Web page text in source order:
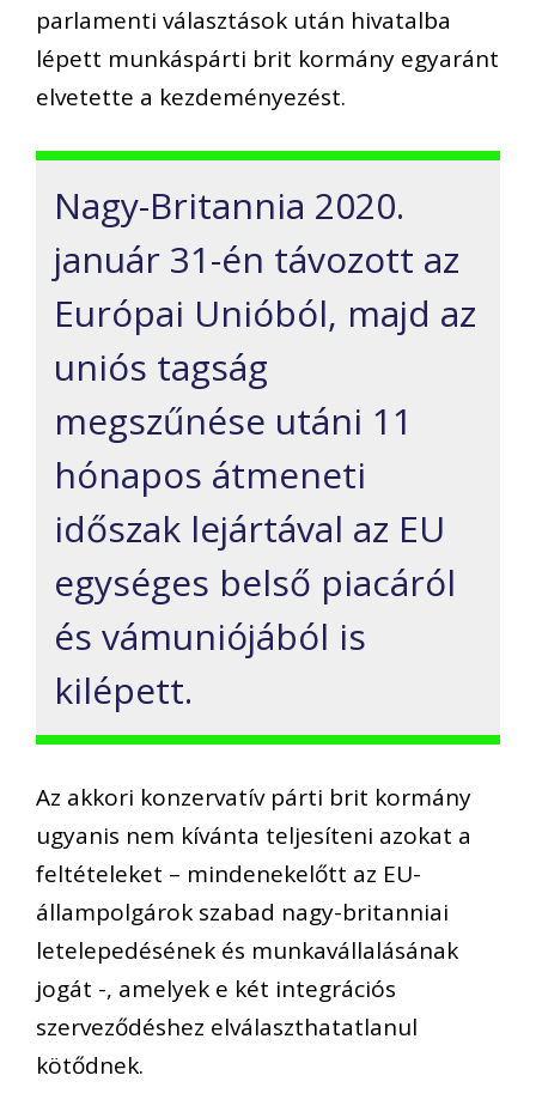
parlamenti választások után hivatalba
lépett munkáspárti brit kormány egyaránt
elvetette a kezdeményezést.
Nagy-Britannia 2020.
január 31-én távozott az
Európai Unióból, majd az
uniós tagság
megszűnése utáni 11
hónapos átmeneti
időszak lejártával az EU
egységes belső piacáról
és vámuniójából is
kilépett.
Az akkori konzervatív párti brit kormány
ugyanis nem kívánta teljesíteni azokat a
feltételeket – mindenekelőtt az EU-
állampolgárok szabad nagy-britanniai
letelepedésének és munkavállalásának
jogát -, amelyek e két integrációs
szerveződéshez elválaszthatatlanul
kötődnek.